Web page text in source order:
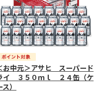
お中元＞アサヒ スーパード
イ ３５０ｍｌ ２４缶（ケ
ス）